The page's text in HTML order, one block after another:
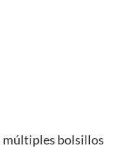
múltiples bolsillos